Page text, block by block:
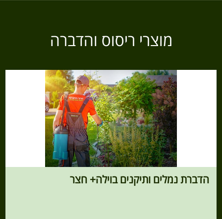
מוצרי ריסוס והדברה
הדברת נמלים ותיקנים בוילה+ חצר